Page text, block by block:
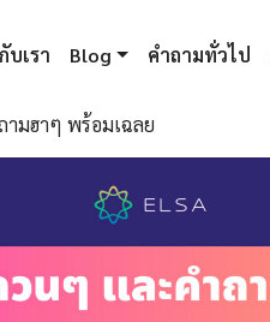
บเรา Blog คำถามทั่วไป
ามฮาๆ พร้อมเฉลย